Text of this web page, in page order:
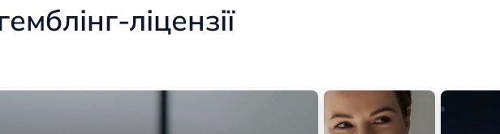
ліцензії